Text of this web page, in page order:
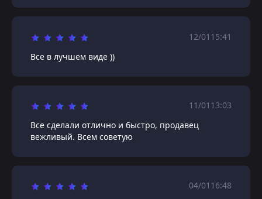
12/01 15:41
Все в лучшем виде ))
11/01 13:03
Все сделали отлично и быстро, продавец
вежливый. Всем советую
04/01 16:48